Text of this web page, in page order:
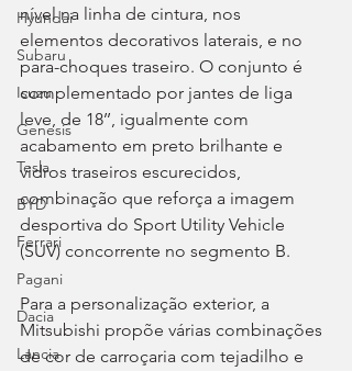
Hyundai
Subaru
Isuzu
Genesis
Tesla
BYD
Ferrari
Pagani
Dacia
Lancia
nível na linha de cintura, nos
elementos decorativos laterais, e no
para-choques traseiro. O conjunto é
complementado por jantes de liga
leve, de 18’’, igualmente com
acabamento em preto brilhante e
vidros traseiros escurecidos,
combinação que reforça a imagem
desportiva do Sport Utility Vehicle
(SUV) concorrente no segmento B.
Para a personalização exterior, a
Mitsubishi propõe várias combinações
de cor de carroçaria com tejadilho e